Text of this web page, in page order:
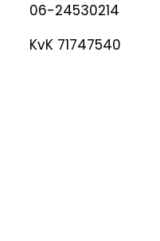
06-24530214
KvK 71747540